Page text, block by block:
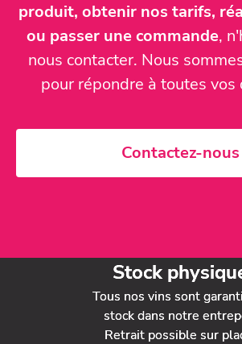
produit, obtenir nos tarifs,
ou passer une commande,
nous contacter. Nous
pour répondre à toutes vos
Contactez-nous
Stock
Tous nos vins sont
stock dans notre
Retrait possible sur